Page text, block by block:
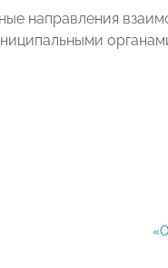
направления